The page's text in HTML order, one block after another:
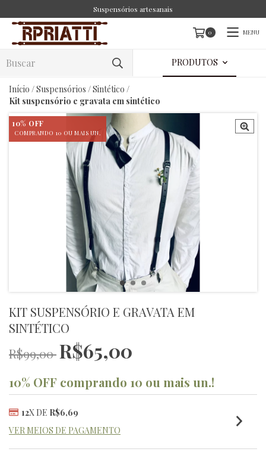
Suspensórios artesanais
0 MENU
PRODUTOS
Início /Suspensórios /Sintético /
Kit suspensório e gravata em sintético
10% OFF
COMPRANDO 10 OU MAIS UN.
KIT SUSPENSÓRIO E GRAVATA EM
SINTÉTICO
R$99,00R$65,00
10% OFF comprando 10 ou mais un.!
12X DE R$6,69
VER MEIOS DE PAGAMENTO